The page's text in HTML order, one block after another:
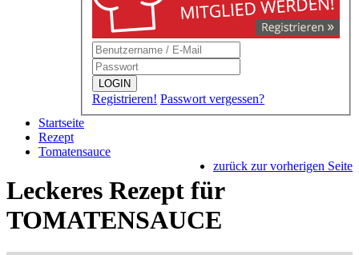
LOGIN
Registrieren! Passwort vergessen?
Startseite
Rezept
Tomatensauce
zurück zur vorherigen Seite
Leckeres Rezept für
TOMATENSAUCE